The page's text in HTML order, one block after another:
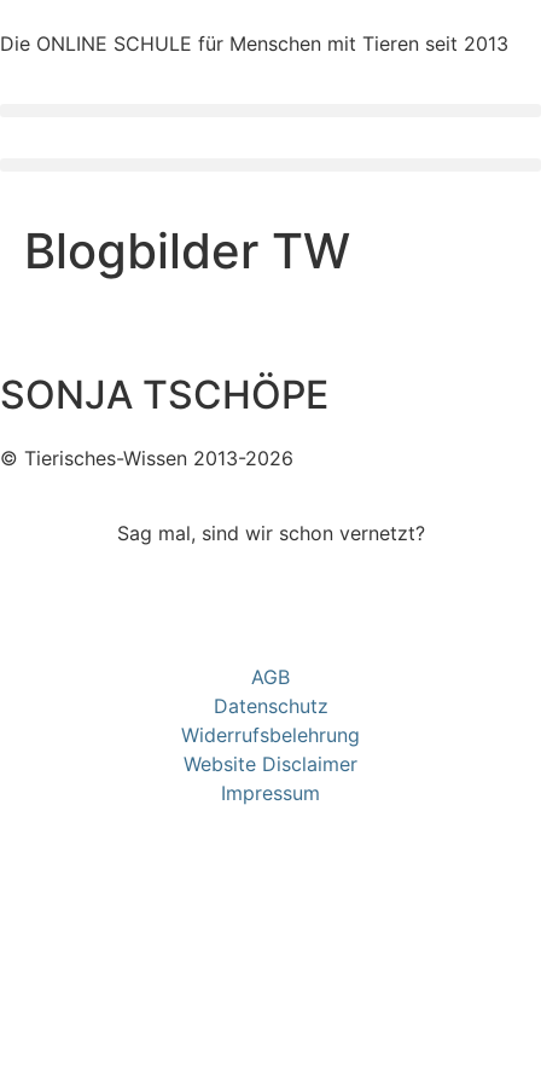
Die ONLINE SCHULE für Menschen mit Tieren seit 2013
Blogbilder TW
SONJA TSCHÖPE
© Tierisches-Wissen 2013-2026
Sag mal, sind wir schon vernetzt?
AGB
Datenschutz
Widerrufsbelehrung
Website Disclaimer
Impressum